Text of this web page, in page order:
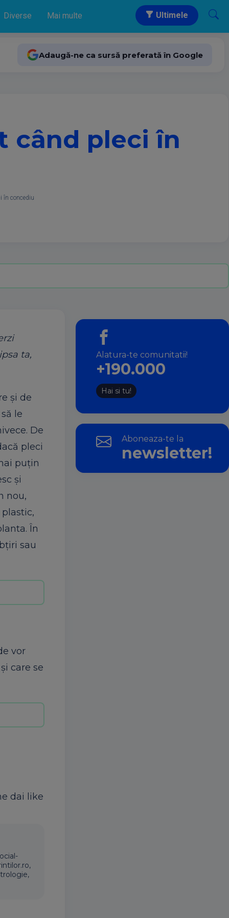
Diverse Mai multe Ultimele
Adaugă-ne ca sursă preferată în Google
când pleci în
în concediu
ta,
și de
le
De
pleci
puțin
și
nou,
În
sau
vor
care se
dai like
Alatura-te comunitatii!
+190.000
Hai si tu!
Aboneaza-te la
newsletter!